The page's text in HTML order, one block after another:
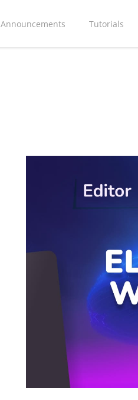
Announcements Tutorials